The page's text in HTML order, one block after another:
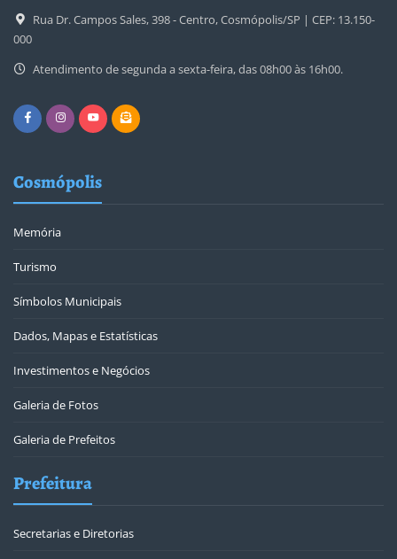
Rua Dr. Campos Sales, 398 - Centro, Cosmópolis/SP | CEP: 13.150-
000
Atendimento de segunda a sexta-feira, das 08h00 às 16h00.
Cosmópolis
Memória
Turismo
Símbolos Municipais
Dados, Mapas e Estatísticas
Investimentos e Negócios
Galeria de Fotos
Galeria de Prefeitos
Prefeitura
Secretarias e Diretorias